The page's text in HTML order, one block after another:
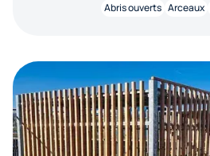
Abris ouverts Arceaux